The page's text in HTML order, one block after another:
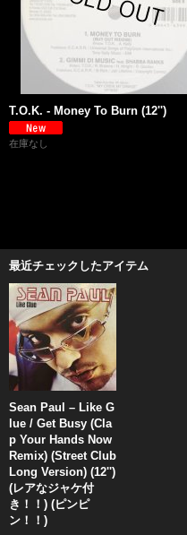
T.O.K. - Money To Burn (12'')
在庫なし
最近チェックしたアイテム
Sean Paul – Like G
lue / Get Busy (Cla
p Your Hands Now
Remix) (Street Club
Long Version) (12'')
(レアなジャケ付
き！！) (ピンピ
ン！！)